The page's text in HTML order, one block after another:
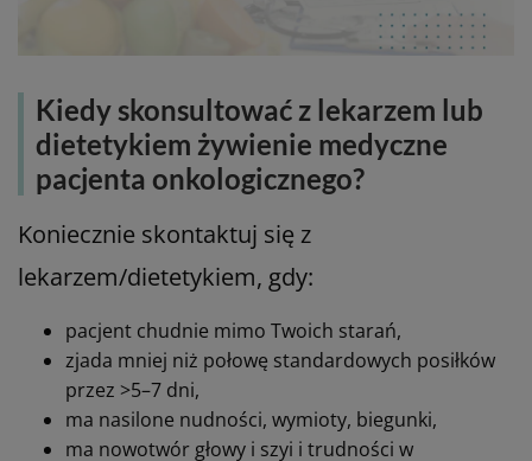
ich dożylnie ani do sondy bez zgody lekarza (dla
Jeżeli w trakcie stosowania nutridrinków:
nasilą się biegunki, bóle brzucha, wysypka,
wymioty – trzeba zgłosić to lekarzowi,
żywienia, może być potrzebne żywienie kliniczne
drogą dojelitową lub pozajelitową (decyduje
lekarz prowadzący).